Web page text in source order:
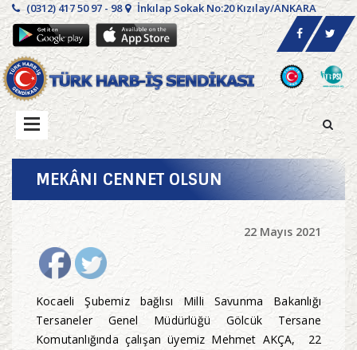
(0312) 417 50 97 - 98 İnkılap Sokak No:20 Kızılay/ANKARA
MEKÂNI CENNET OLSUN
22 Mayıs 2021
Kocaeli Şubemiz bağlısı Milli Savunma Bakanlığı
Tersaneler Genel Müdürlüğü Gölcük Tersane
Komutanlığında çalışan üyemiz Mehmet AKÇA, 22